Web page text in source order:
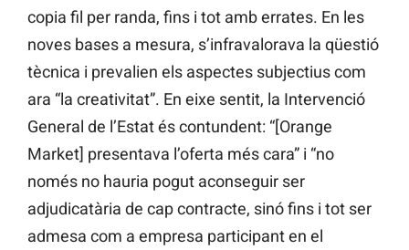
copia fil per randa, fins i tot amb errates. En les
noves bases a mesura, s’infravalorava la qüestió
tècnica i prevalien els aspectes subjectius com
ara “la creativitat”. En eixe sentit, la Intervenció
General de l’Estat és contundent: “[Orange
Market] presentava l’oferta més cara” i “no
només no hauria pogut aconseguir ser
adjudicatària de cap contracte, sinó fins i tot ser
admesa com a empresa participant en el